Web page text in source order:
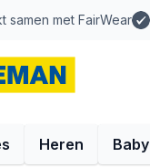
samen met FairWear
Heren Baby